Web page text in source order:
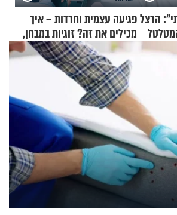
הרצלפגיעה עצמית וחרדות – איך
מכילים את זה? זוגיות במבחן,
הפעם עם יהודית ואלתר כהן